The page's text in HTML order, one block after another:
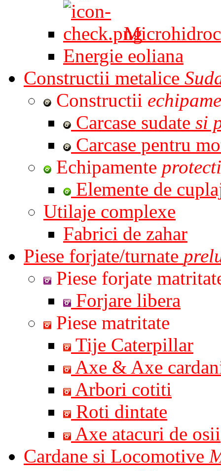
Energie eoliana
Constructii metalice
Constructii
Carcase sudate si
Carcase pentru
Echipamente
Elemente de
Utilaje complexe
Fabrici de zahar
Piese forjate/turnate
Piese forjate
Forjare libera
Piese matritate
Tije Caterpillar
Axe & Axe
Arbori cotiti
Roti dintate
Axe atacuri de osii
Cardane si Locomotive